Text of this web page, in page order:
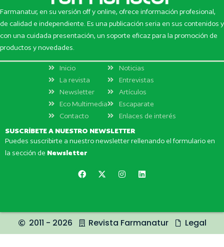
Farmanatur, en su versión off y online, ofrece información profesional,
de calidad e independiente. Es una publicación seria en sus contenidos y
con una cuidada presentación, un soporte eficaz para la promoción de
productos y novedades.
Inicio
La revista
Newsletter
Eco Multimedia
Contacto
Noticias
Entrevistas
Artículos
Escaparate
Enlaces de interés
SUSCRÍBETE A NUESTRO NEWSLETTER
Puedes suscribirte a nuestro newsletter rellenando el formulario en
la sección de Newsletter
2011 - 2026 Revista Farmanatur Legal